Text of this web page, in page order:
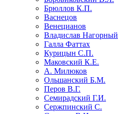
Брюллов К.П.
Васнецов
Венецианов
Владислав Нагорный
Галла Фаттах
Курицын С.П.
Маковский К.Е.
А. Милюков
Ольшанский Б.М.
Перов В.Г.
Семирадский Г.И.
Сержпинский С.